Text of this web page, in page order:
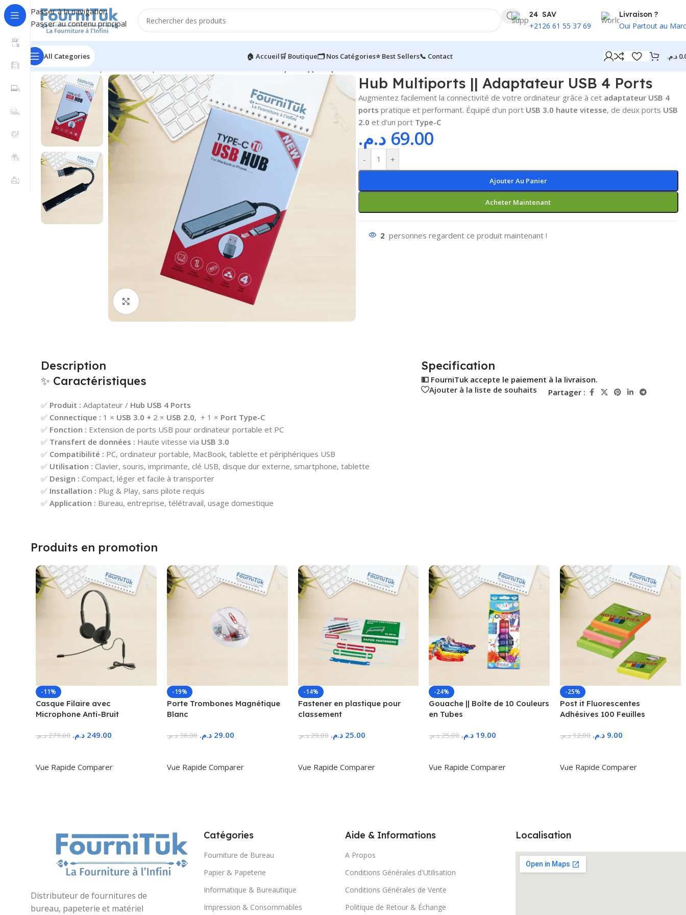
Passer à la navigation
Passer au contenu principal
24 SAV
+2126 61 55 37 69
Livraison ?
Oui Partout au
All Categories 🏠 Accueil🛒 Boutique🗂️ Nos Catégories⭐ Best Sellers📞 Contact د.م.
Accueil/Informatique & Bureautique
Hub Multiports || Adaptateur USB 4 Ports
Augmentez facilement la connectivité de votre ordinateur grâce à cet adaptateur USB 4
ports pratique et performant. Équipé d’un port USB 3.0 haute vitesse, de deux ports USB
2.0 et d’un port Type-C
69.00 د.م.
- +
Ajouter Au Panier
Acheter Maintenant
2 personnes regardent ce produit maintenant !
Description
✨ Caractéristiques
✅ Produit : Adaptateur / Hub USB 4 Ports
✅ Connectique : 1 × USB 3.0 + 2 × USB 2.0, + 1 × Port Type-C
✅ Fonction : Extension de ports USB pour ordinateur portable et PC
✅ Transfert de données : Haute vitesse via USB 3.0
✅ Compatibilité : PC, ordinateur portable, MacBook, tablette et périphériques USB
✅ Utilisation : Clavier, souris, imprimante, clé USB, disque dur externe, smartphone, tablette
✅ Design : Compact, léger et facile à transporter
✅ Installation : Plug & Play, sans pilote requis
✅ Application : Bureau, entreprise, télétravail, usage domestique
Specification
💵 FourniTuk accepte le paiement à la livraison.
Ajouter à la liste de souhaits
Partager :
Produits en promotion
-11%
Casque Filaire avec
Microphone Anti-Bruit
279.00 د.م. 249.00 د.م.
Vue Rapide Comparer
-19%
Porte Trombones Magnétique
Blanc
36.00 د.م. 29.00 د.م.
Vue Rapide Comparer
-14%
Fastener en plastique pour
classement
29.00 د.م. 25.00 د.م.
Vue Rapide Comparer
-24%
Gouache || Boîte de 10 Couleurs
en Tubes
25.00 د.م. 19.00 د.م.
Vue Rapide Comparer
-25%
Post it Fluorescentes
Adhésives 100 Feuilles
12.00 د.م. 9.00 د.م.
Vue Rapide Comparer
Distributeur de fournitures de
bureau, papeterie et matériel
Catégories
Fourniture de Bureau
Papier & Papeterie
Informatique & Bureautique
Impression & Consommables
Aide & Informations
A Propos
Conditions Générales d'Utilisation
Conditions Générales de Vente
Politique de Retour & Échange
Localisation